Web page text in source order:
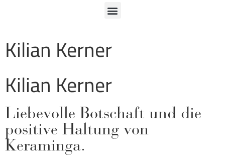
Kilian Kerner
Kilian Kerner
Liebevolle Botschaft und die
positive Haltung von
Keraminga.